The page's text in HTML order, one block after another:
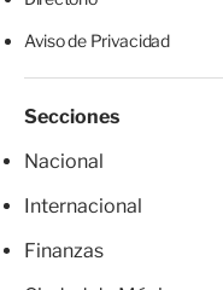
Aviso de Privacidad
Secciones
Nacional
Internacional
Finanzas